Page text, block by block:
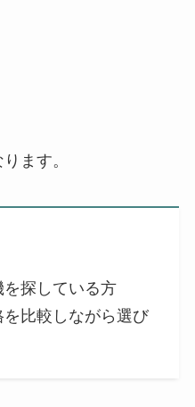
ます。
探している方
比較しながら選び